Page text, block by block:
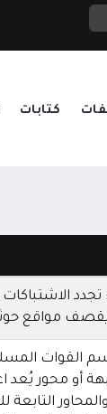
القوات
كتابات
تجدد
مواقع
القوات
أو محور يُعد
التابعة